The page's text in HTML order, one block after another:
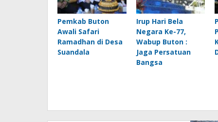
Pemkab Buton
Awali Safari
Ramadhan di Desa
Suandala
Irup Hari Bela
Negara Ke-77,
Wabup Buton :
Jaga Persatuan
Bangsa